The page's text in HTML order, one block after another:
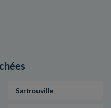
Sartrouville